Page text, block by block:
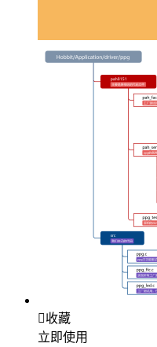
收藏
立即使用